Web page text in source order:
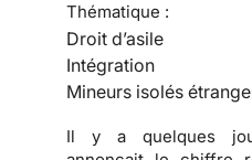
Thématique :
Droit d’asile
Intégration
Mineurs isolés
Il y a quelques